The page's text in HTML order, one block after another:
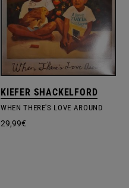
KIEFER SHACKELFORD
WHEN THERE'S LOVE AROUND
29,99€